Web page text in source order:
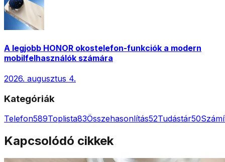
A legjobb HONOR okostelefon-funkciók a modern
mobilfelhasználók számára
2026. augusztus 4.
Kategóriák
Telefon589Toplista83Összehasonlítás52Tudástár50
Kapcsolódó cikkek